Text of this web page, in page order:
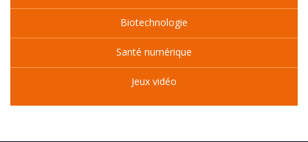
Biotechnologie
Santé numérique
Jeux vidéo